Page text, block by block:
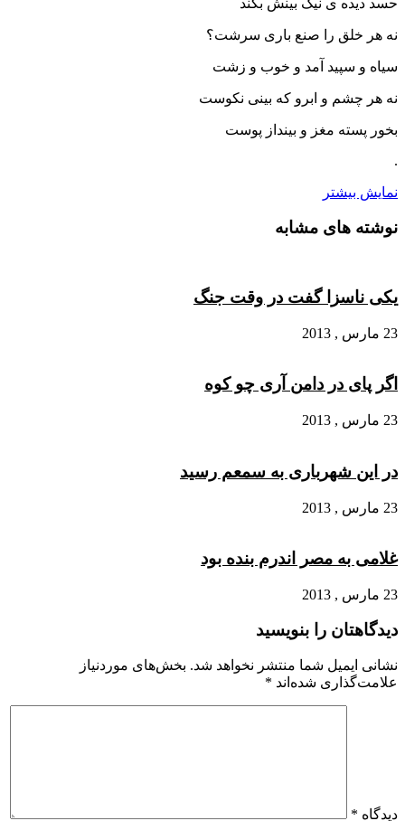
نه هر خلق را صنع باری سرشت؟
سیاه و سپید آمد و خوب و زشت
نه هر چشم و ابرو که بینی نکوست
بخور پسته مغز و بینداز پوست
.
نمایش بیشتر
نوشته های مشابه
یکی ناسزا گفت در وقت جنگ
23 مارس , 2013
اگر پای در دامن آری چو کوه
23 مارس , 2013
در این شهرباری به سمعم رسید
23 مارس , 2013
غلامی به مصر اندرم بنده بود
23 مارس , 2013
دیدگاهتان را بنویسید
نشانی ایمیل شما منتشر نخواهد شد. بخش‌های موردنیاز
علامت‌گذاری شده‌اند *
دیدگاه *